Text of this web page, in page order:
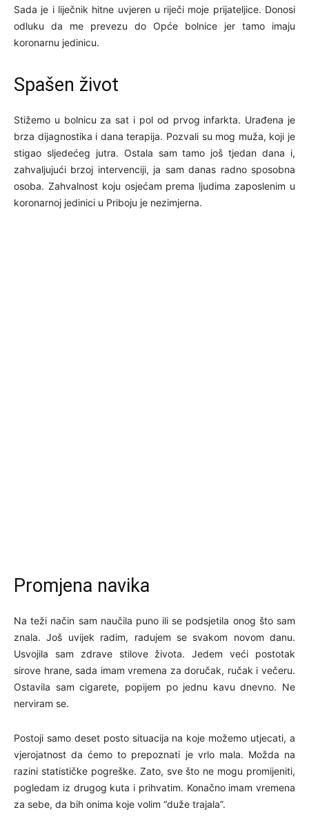
Sada je i liječnik hitne uvjeren u riječi moje prijateljice. Donosi
odluku da me prevezu do Opće bolnice jer tamo imaju
koronarnu jedinicu.
Spašen život
Stižemo u bolnicu za sat i pol od prvog infarkta. Urađena je
brza dijagnostika i dana terapija. Pozvali su mog muža, koji je
stigao sljedećeg jutra. Ostala sam tamo još tjedan dana i,
zahvaljujući brzoj intervenciji, ja sam danas radno sposobna
osoba. Zahvalnost koju osjećam prema ljudima zaposlenim u
koronarnoj jedinici u Priboju je nezimjerna.
Promjena navika
Na teži način sam naučila puno ili se podsjetila onog što sam
znala. Još uvijek radim, radujem se svakom novom danu.
Usvojila sam zdrave stilove života. Jedem veći postotak
sirove hrane, sada imam vremena za doručak, ručak i večeru.
Ostavila sam cigarete, popijem po jednu kavu dnevno. Ne
nerviram se.
Postoji samo deset posto situacija na koje možemo utjecati, a
vjerojatnost da ćemo to prepoznati je vrlo mala. Možda na
razini statističke pogreške. Zato, sve što ne mogu promijeniti,
pogledam iz drugog kuta i prihvatim. Konačno imam vremena
za sebe, da bih onima koje volim “duže trajala”.